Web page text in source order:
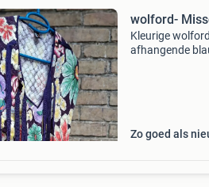
wolford-
Kleurige
afhangende
Zo goed als